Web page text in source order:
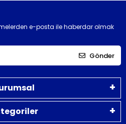
e-posta ile haberdar olmak
Gönder